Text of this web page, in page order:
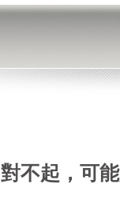
對不起，可